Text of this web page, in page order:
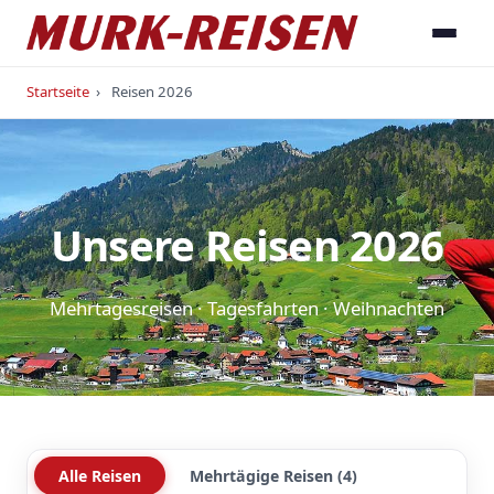
Startseite › Reisen 2026
Unsere Reisen 2026
Mehrtagesreisen · Tagesfahrten · Weihnachten
Alle Reisen Mehrtägige Reisen (4)